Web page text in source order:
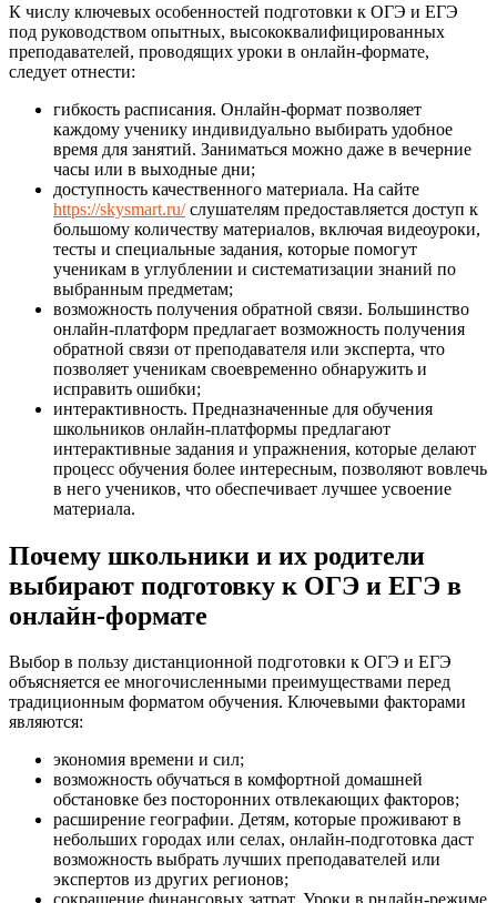
К числу ключевых особенностей подготовки к ОГЭ и ЕГЭ
под руководством опытных, высококвалифицированных
преподавателей, проводящих уроки в онлайн-формате,
следует отнести:
гибкость расписания. Онлайн-формат позволяет
каждому ученику индивидуально выбирать удобное
время для занятий. Заниматься можно даже в вечерние
часы или в выходные дни;
доступность качественного материала. На сайте
https://skysmart.ru/слушателям предоставляется доступ к
большому количеству материалов, включая видеоуроки,
тесты и специальные задания, которые помогут
ученикам в углублении и систематизации знаний по
выбранным предметам;
возможность получения обратной связи. Большинство
онлайн-платформ предлагает возможность получения
обратной связи от преподавателя или эксперта, что
позволяет ученикам своевременно обнаружить и
исправить ошибки;
интерактивность. Предназначенные для обучения
школьников онлайн-платформы предлагают
интерактивные задания и упражнения, которые делают
процесс обучения более интересным, позволяют вовлечь
в него учеников, что обеспечивает лучшее усвоение
материала.
Почему школьники и их родители
выбирают подготовку к ОГЭ и ЕГЭ в
онлайн-формате
Выбор в пользу дистанционной подготовки к ОГЭ и ЕГЭ
объясняется ее многочисленными преимуществами перед
традиционным форматом обучения. Ключевыми факторами
являются:
экономия времени и сил;
возможность обучаться в комфортной домашней
обстановке без посторонних отвлекающих факторов;
расширение географии. Детям, которые проживают в
небольших городах или селах, онлайн-подготовка даст
возможность выбрать лучших преподавателей или
экспертов из других регионов;